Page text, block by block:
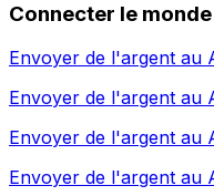
Connecter le monde
Envoyer de l'argent au
Envoyer de l'argent au
Envoyer de l'argent au
Envoyer de l'argent au